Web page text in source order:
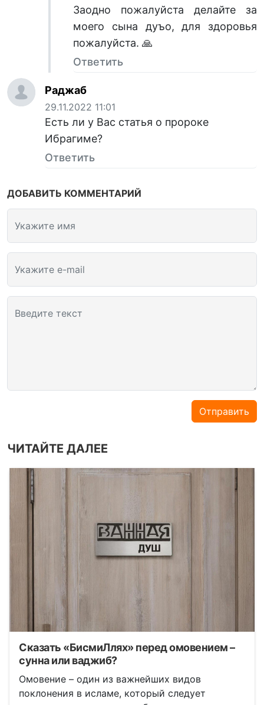
Заодно пожалуйста делайте за
моего сына дуъо, для здоровья
пожалуйста. 🙏
Ответить
Раджаб
29.11.2022 11:01
Есть ли у Вас статья о пророке
Ибрагиме?
Ответить
ДОБАВИТЬ КОММЕНТАРИЙ
Укажите имя
Укажите e-mail
Введите текст
Отправить
ЧИТАЙТЕ ДАЛЕЕ
Сказать «БисмиЛлях» перед омовением –
сунна или ваджиб?
Омовение – один из важнейших видов
поклонения в исламе, который следует